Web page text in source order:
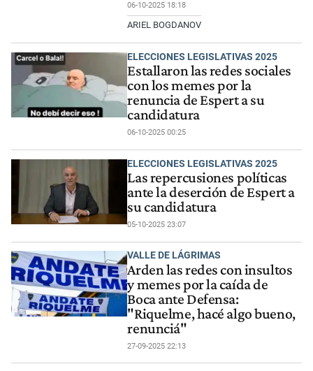
06-10-2025 18:18
ARIEL BOGDANOV
ELECCIONES LEGISLATIVAS 2025
Estallaron las redes sociales
con los memes por la
renuncia de Espert a su
candidatura
06-10-2025 00:25
ELECCIONES LEGISLATIVAS 2025
Las repercusiones políticas
ante la deserción de Espert a
su candidatura
05-10-2025 23:07
VALLE DE LÁGRIMAS
Arden las redes con insultos
y memes por la caída de
Boca ante Defensa:
"Riquelme, hacé algo bueno,
renunciá"
27-09-2025 22:13